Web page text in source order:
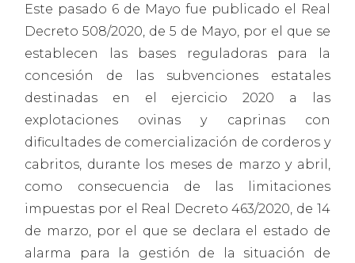
Este pasado 6 de Mayo fue publicado el Real
Decreto 508/2020, de 5 de Mayo, por el que se
establecen las bases reguladoras para la
concesión de las subvenciones estatales
destinadas en el ejercicio 2020 a las
explotaciones ovinas y caprinas con
dificultades de comercialización de corderos y
cabritos, durante los meses de marzo y abril,
como consecuencia de las limitaciones
impuestas por el Real Decreto 463/2020, de 14
de marzo, por el que se declara el estado de
alarma para la gestión de la situación de